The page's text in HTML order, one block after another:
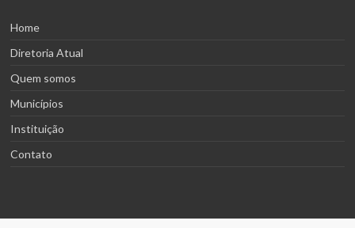
Home
Diretoria Atual
Quem somos
Municípios
Instituição
Contato